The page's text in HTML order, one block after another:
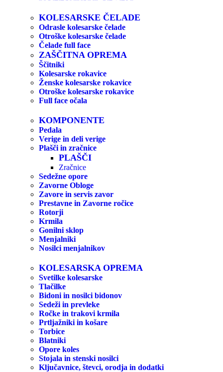
KOLESARSKE ČELADE
Odrasle kolesarske čelade
Otroške kolesarske čelade
Čelade full face
ZAŠČITNA OPREMA
Ščitniki
Kolesarske rokavice
Ženske kolesarske rokavice
Otroške kolesarske rokavice
Full face očala
KOMPONENTE
Pedala
Verige in deli verige
Plašči in zračnice
PLAŠČI
Zračnice
Sedežne opore
Zavorne Obloge
Zavore in servis zavor
Prestavne in Zavorne ročice
Rotorji
Krmila
Gonilni sklop
Menjalniki
Nosilci menjalnikov
KOLESARSKA OPREMA
Svetilke kolesarske
Tlačilke
Bidoni in nosilci bidonov
Sedeži in prevleke
Ročke in trakovi krmila
Prtljažniki in košare
Torbice
Blatniki
Opore koles
Stojala in stenski nosilci
Ključavnice, števci, orodja in dodatki